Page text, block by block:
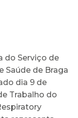
do Serviço de
Saúde de Braga
dia 9 de
Trabalho do